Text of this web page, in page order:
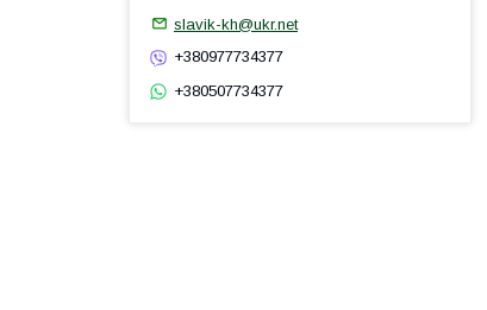
slavik-kh@ukr.net
+380977734377
+380507734377